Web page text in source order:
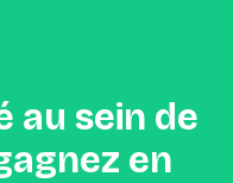
au sein de
en